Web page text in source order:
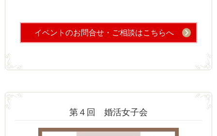
イベントのお問合せ・ご相談はこちらへ
第４回 婚活女子会